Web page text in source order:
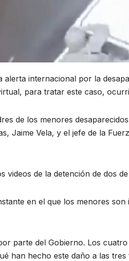
alerta internacional por la
para tratar este caso,
de los menores
Jaime Vela, y el jefe de la
videos de la detención de dos
en el que los menores
parte del Gobierno. Los
han hecho este daño a las